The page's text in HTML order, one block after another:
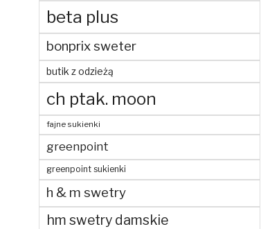
beta plus
bonprix sweter
butik z odzieżą
ch ptak. moon
fajne sukienki
greenpoint
greenpoint sukienki
h & m swetry
hm swetry damskie